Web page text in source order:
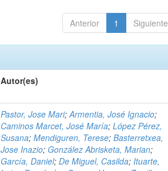
Anterior 1 Siguiente
Autor(es)
Pastor, Jose Mari;Armentia, José Ignacio;
Caminos Marcet, José María;López Pérez,
Susana;Mendiguren, Terese;Basterretxea,
Jose Inazio; González Abrisketa, Marian;
García, Daniel;De Miguel, Casilda;Ituarte,